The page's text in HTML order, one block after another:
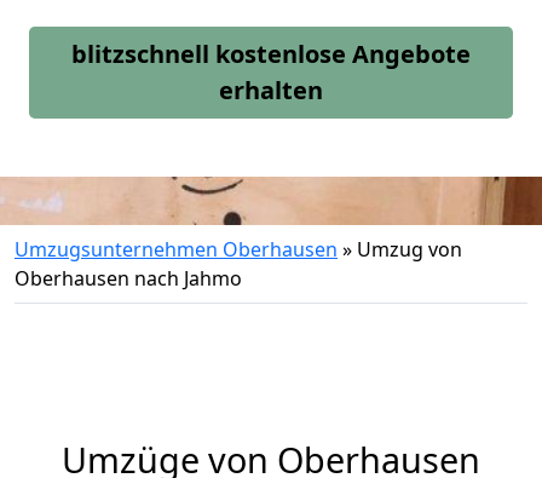
blitzschnell kostenlose Angebote
erhalten
Umzugsunternehmen Oberhausen » Umzug von
Oberhausen nach Jahmo
Umzüge von Oberhausen